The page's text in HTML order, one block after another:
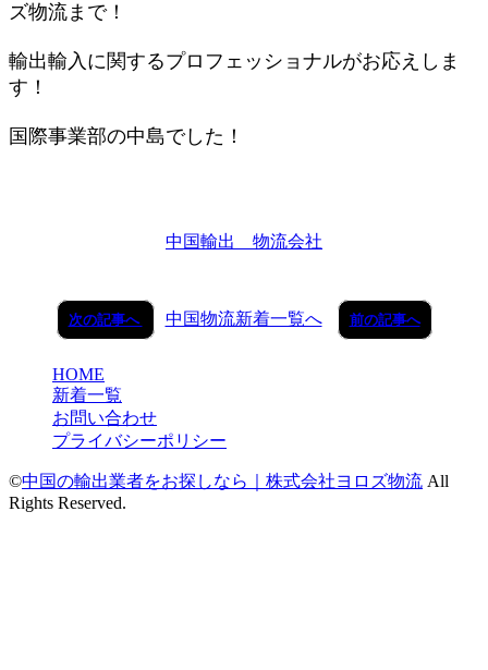
ズ物流まで！
輸出輸入に関するプロフェッショナルがお応えしま
す！
国際事業部の中島でした！
中国輸出 物流会社
次の記事へ 中国物流新着一覧へ 前の記事へ
HOME
新着一覧
お問い合わせ
プライバシーポリシー
©中国の輸出業者をお探しなら｜株式会社ヨロズ物流 All
Rights Reserved.